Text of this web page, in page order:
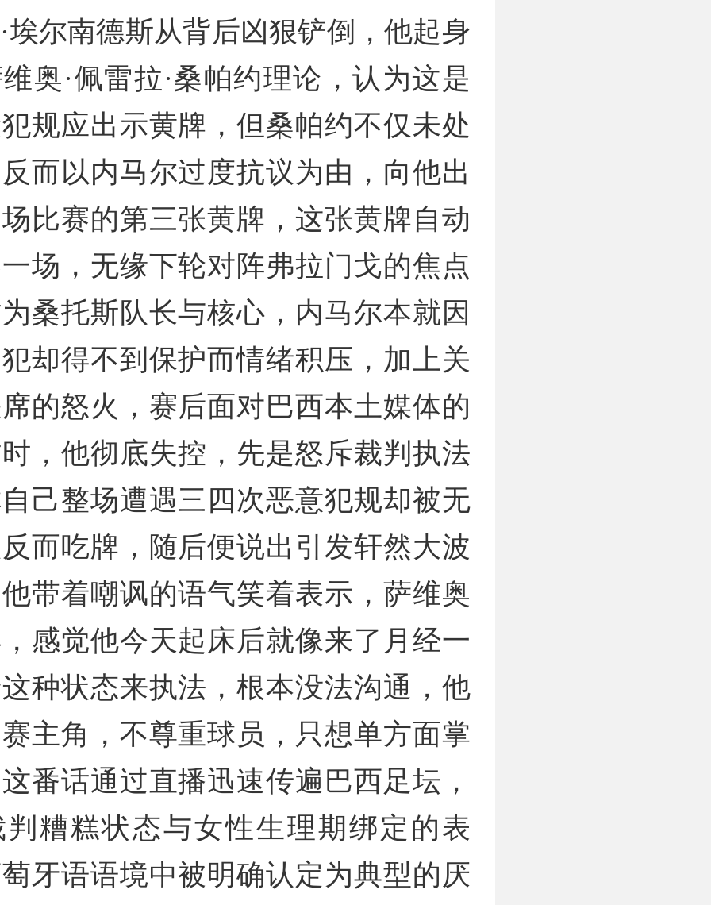
埃尔南德斯从背后凶狠铲倒，他起身
奥·佩雷拉·桑帕约理论，认为这是
规应出示黄牌，但桑帕约不仅未处
而以内马尔过度抗议为由，向他出
比赛的第三张黄牌，这张黄牌自动
场，无缘下轮对阵弗拉门戈的焦点
桑托斯队长与核心，内马尔本就因
却得不到保护而情绪积压，加上关
的怒火，赛后面对巴西本土媒体的
，他彻底失控，先是怒斥裁判执法
己整场遭遇三四次恶意犯规却被无
而吃牌，随后便说出引发轩然大波
带着嘲讽的语气笑着表示，萨维奥
感觉他今天起床后就像来了月经一
种状态来执法，根本没法沟通，他
主角，不尊重球员，只想单方面掌
番话通过直播迅速传遍巴西足坛，
糟糕状态与女性生理期绑定的表
牙语语境中被明确认定为典型的厌